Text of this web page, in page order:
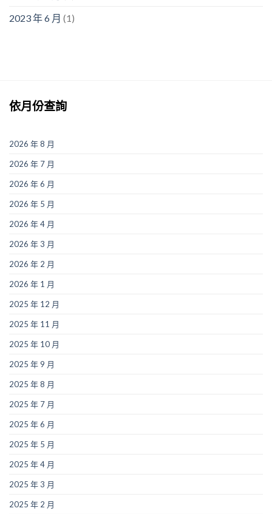
2023 年 6 月 (1)
依月份查詢
2026 年 8 月
2026 年 7 月
2026 年 6 月
2026 年 5 月
2026 年 4 月
2026 年 3 月
2026 年 2 月
2026 年 1 月
2025 年 12 月
2025 年 11 月
2025 年 10 月
2025 年 9 月
2025 年 8 月
2025 年 7 月
2025 年 6 月
2025 年 5 月
2025 年 4 月
2025 年 3 月
2025 年 2 月